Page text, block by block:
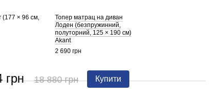
(177 × 96 см,
Топер матрац на диван
Лоден (безпружинний,
полуторний, 125 × 190 см)
Akant
2 690 грн
грн 18 880 грн
Купити